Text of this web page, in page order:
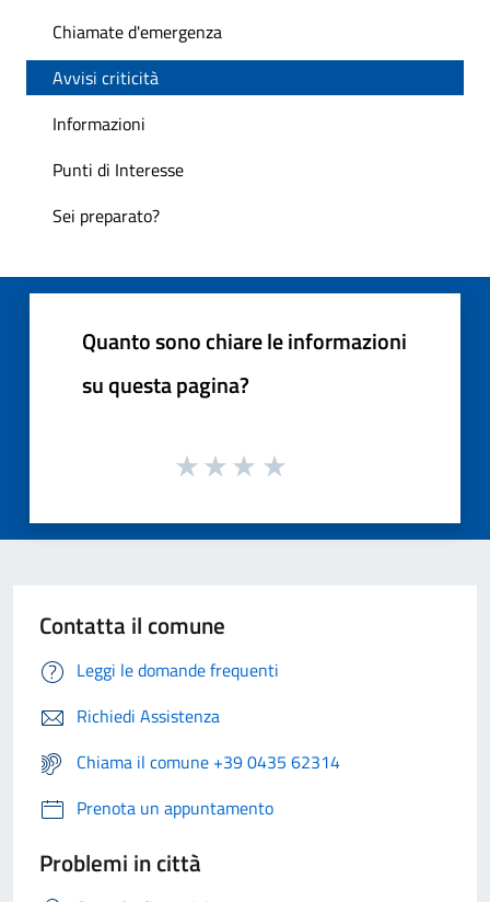
Chiamate d'emergenza
Avvisi criticità
Informazioni
Punti di Interesse
Sei preparato?
Quanto sono chiare le informazioni
su questa pagina?
Contatta il comune
Leggi le domande frequenti
Richiedi Assistenza
Chiama il comune +39 0435 62314
Prenota un appuntamento
Problemi in città